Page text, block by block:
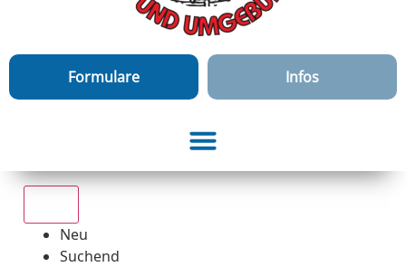
Formulare Infos
Neu
Suchend